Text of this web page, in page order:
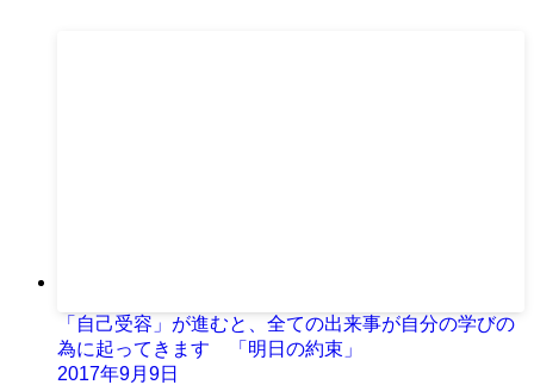
「自己受容」が進むと、全ての出来事が自分の学びの
為に起ってきます 「明日の約束」
2017年9月9日